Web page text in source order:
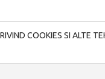
COOKIES SI ALTE